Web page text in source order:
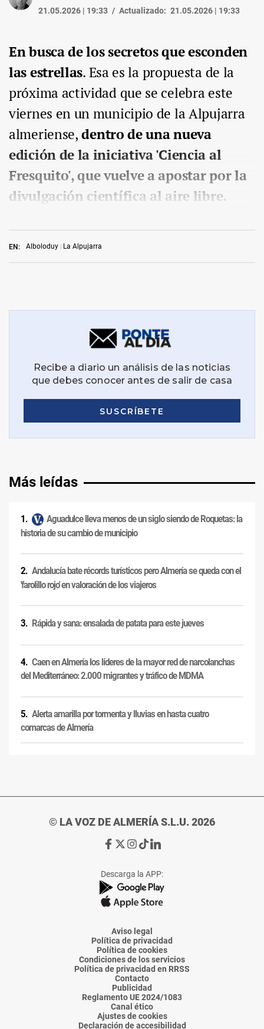
21.05.2026 | 19:33 Actualizado: 21.05.2026 | 19:33
EN: Alboloduy La Alpujarra
En busca de los secretos que esconden
las estrellas. Esa es la propuesta de la
próxima actividad que se celebra este
viernes en un municipio de la Alpujarra
almeriense,dentro de una nueva
edición de la iniciativa 'Ciencia al
Fresquito', que vuelve a apostar por la
divulgación científica al aire libre.
Más leídas
Aguadulce lleva menos de un siglo siendo de Roquetas: la
historia de su cambio de municipio
Andalucía bate récords turísticos pero Almería se queda con el
'farolillo rojo' en valoración de los viajeros
Rápida y sana: ensalada de patata para este jueves
Caen en Almería los líderes de la mayor red de narcolanchas
del Mediterráneo: 2.000 migrantes y tráfico de MDMA
Alerta amarilla por tormenta y lluvias en hasta cuatro
comarcas de Almería
© LA VOZ DE ALMERÍA S.L.U. 2026
Ir
de
La
Voz
Almería
Ir
de
La
Voz
Almería
Ir
de
La
Voz
Almería
Ir
de
La
Voz
Almería
Ir
de
La
Voz
Descarga la APP:
Aviso legal
Política de privacidad
Política de cookies
Condiciones de los servicios
Política de privacidad en RRSS
Contacto
Publicidad
Reglamento UE 2024/1083
Canal ético
Ajustes de cookies
Declaración de accesibilidad